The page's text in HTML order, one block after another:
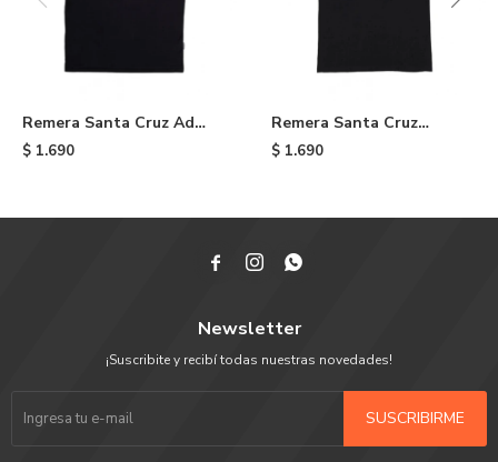
Remera Santa Cruz Ad
Collage - Black
$ 1.690
Remera Santa Cruz
Collage Olval Dot - Black
$ 1.690
  
Newsletter
¡Suscribite y recibí todas nuestras novedades!
SUSCRIBIRME